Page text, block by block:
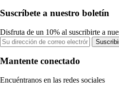
Suscríbete a nuestro boletín
Disfruta de un 10% al suscribirte a
Mantente conectado
Encuéntranos en las redes sociales